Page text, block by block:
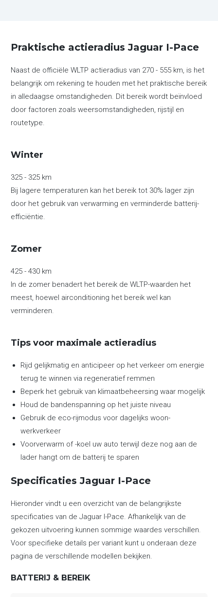
Praktische actieradius Jaguar I-Pace
Naast de officiële WLTP actieradius van 270 - 555 km, is het
belangrijk om rekening te houden met het praktische bereik
in alledaagse omstandigheden. Dit bereik wordt beïnvloed
door factoren zoals weersomstandigheden, rijstijl en
routetype.
Winter
325 - 325 km
Bij lagere temperaturen kan het bereik tot 30% lager zijn
door het gebruik van verwarming en verminderde batterij-
efficiëntie.
Zomer
425 - 430 km
In de zomer benadert het bereik de WLTP-waarden het
meest, hoewel airconditioning het bereik wel kan
verminderen.
Tips voor maximale actieradius
Rijd gelijkmatig en anticipeer op het verkeer om energie
terug te winnen via regeneratief remmen
Beperk het gebruik van klimaatbeheersing waar mogelijk
Houd de bandenspanning op het juiste niveau
Gebruik de eco-rijmodus voor dagelijks woon-
werkverkeer
Voorverwarm of -koel uw auto terwijl deze nog aan de
lader hangt om de batterij te sparen
Specificaties Jaguar I-Pace
Hieronder vindt u een overzicht van de belangrijkste
specificaties van de Jaguar I-Pace. Afhankelijk van de
gekozen uitvoering kunnen sommige waardes verschillen.
Voor specifieke details per variant kunt u onderaan deze
pagina de verschillende modellen bekijken.
BATTERIJ & BEREIK